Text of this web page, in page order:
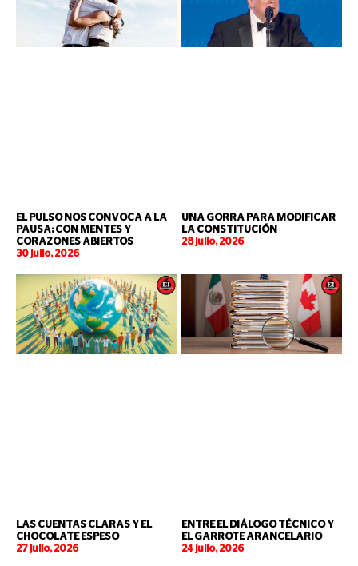
EL PULSO NOS CONVOCA A LA
PAUSA; CON MENTES Y
CORAZONES ABIERTOS
30 julio, 2026
UNA GORRA PARA MODIFICAR
LA CONSTITUCIÓN
28 julio, 2026
LAS CUENTAS CLARAS Y EL
CHOCOLATE ESPESO
27 julio, 2026
ENTRE EL DIÁLOGO TÉCNICO Y
EL GARROTE ARANCELARIO
24 julio, 2026